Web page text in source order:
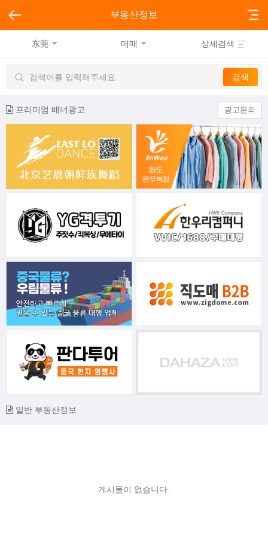
부동산정보
东莞 매매 상세검색
프리미엄 배너광고 광고문의
일반 부동산정보
게시물이 없습니다.